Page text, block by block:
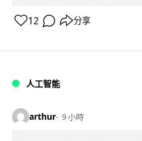
12 分享
人工智能
arthur 9 小時